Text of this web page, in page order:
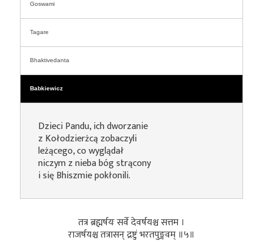
Goswami
Tagare
Bhaktivedanta
Babkiewicz
Dzieci Pandu, ich dworzanie
z Kołodzierżcą zobaczyli
leżącego, co wyglądał
niczym z nieba bóg strącony
i się Bhiszmie pokłonili.
तत्र ब्रह्मर्षयः सर्वे देवर्षयश्च सत्तम ।
राजर्षयश्च तत्रासन् द्रष्टुं भरतपुङ्गवम् ॥५॥